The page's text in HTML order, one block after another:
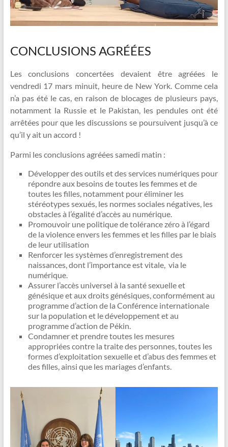
CONCLUSIONS AGRÉÉES
Les conclusions concertées devaient être agréées le
vendredi 17 mars minuit, heure de New York. Comme cela
n’a pas été le cas, en raison de blocages de plusieurs pays,
notamment la Russie et le Pakistan, les pendules ont été
arrêtées pour que les discussions se poursuivent jusqu’à ce
qu’il y ait un accord !
Parmi les conclusions agréées samedi matin :
Développer des outils et des services numériques pour
répondre aux besoins de toutes les femmes et de
toutes les filles, notamment pour éliminer les
stéréotypes sexués, les normes sociales négatives, les
obstacles à l’égalité d’accès au numérique.
Promouvoir une politique de tolérance zéro à l’égard
de la violence envers les femmes et les filles par le biais
de leur utilisation
Renforcer les systèmes d’enregistrement des
naissances, dont l’importance est vitale, via le
numérique.
Assurer l’accès universel à la santé sexuelle et
génésique et aux droits génésiques, conformément au
programme d’action de la Conférence internationale
sur la population et le développement et au
programme d’action de Pékin.
Condamner et prendre toutes les mesures
appropriées contre la traite des personnes, toutes les
formes d’exploitation sexuelle et d’abus des femmes et
des filles, ainsi que les mariages d’enfants.